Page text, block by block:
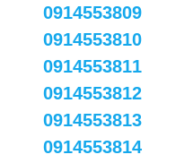
0914553809
0914553810
0914553811
0914553812
0914553813
0914553814